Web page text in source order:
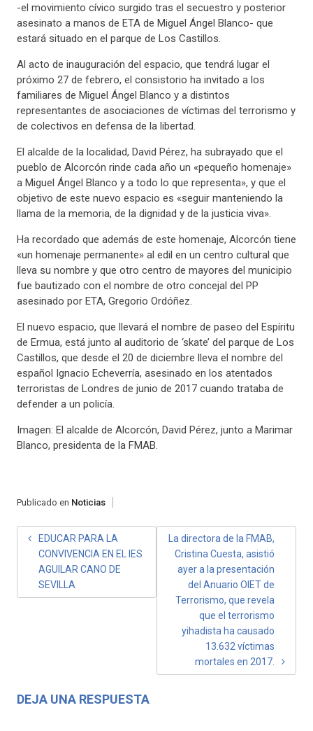
-el movimiento cívico surgido tras el secuestro y posterior
asesinato a manos de ETA de Miguel Ángel Blanco- que
estará situado en el parque de Los Castillos.
Al acto de inauguración del espacio, que tendrá lugar el
próximo 27 de febrero, el consistorio ha invitado a los
familiares de Miguel Ángel Blanco y a distintos
representantes de asociaciones de víctimas del terrorismo y
de colectivos en defensa de la libertad.
El alcalde de la localidad, David Pérez, ha subrayado que el
pueblo de Alcorcón rinde cada año un «pequeño homenaje»
a Miguel Ángel Blanco y a todo lo que representa», y que el
objetivo de este nuevo espacio es «seguir manteniendo la
llama de la memoria, de la dignidad y de la justicia viva».
Ha recordado que además de este homenaje, Alcorcón tiene
«un homenaje permanente» al edil en un centro cultural que
lleva su nombre y que otro centro de mayores del municipio
fue bautizado con el nombre de otro concejal del PP
asesinado por ETA, Gregorio Ordóñez.
El nuevo espacio, que llevará el nombre de paseo del Espíritu
de Ermua, está junto al auditorio de ‘skate’ del parque de Los
Castillos, que desde el 20 de diciembre lleva el nombre del
español Ignacio Echeverría, asesinado en los atentados
terroristas de Londres de junio de 2017 cuando trataba de
defender a un policía.
Imagen: El alcalde de Alcorcón, David Pérez, junto a Marimar
Blanco, presidenta de la FMAB.
Publicado en Noticias
NAVEGACIÓN
ENTRADAS
EDUCAR PARA LA
CONVIVENCIA EN EL IES
AGUILAR CANO DE
SEVILLA
La directora de la FMAB,
Cristina Cuesta, asistió
ayer a la presentación
del Anuario OIET de
Terrorismo, que revela
que el terrorismo
yihadista ha causado
13.632 víctimas
mortales en 2017.
DEJA UNA RESPUESTA